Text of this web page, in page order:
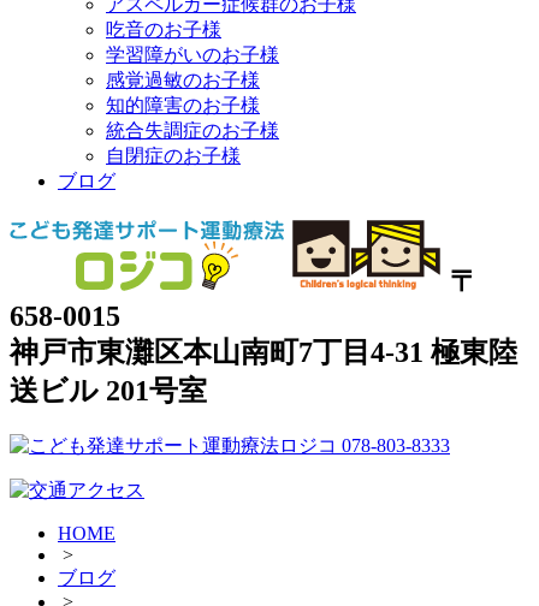
アスペルガー症候群のお子様
吃音のお子様
学習障がいのお子様
感覚過敏のお子様
知的障害のお子様
統合失調症のお子様
自閉症のお子様
ブログ
〒
658-0015
神戸市東灘区本山南町7丁目4-31 極東陸
送ビル 201号室
HOME
>
ブログ